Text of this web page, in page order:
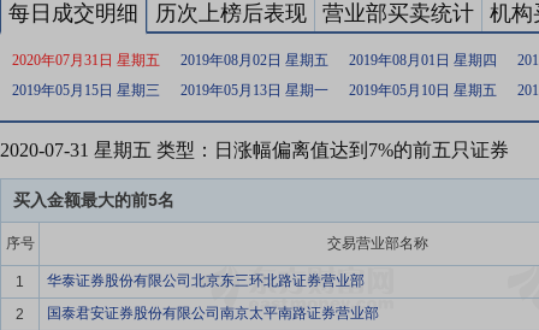
每日成交明细 历次上榜后表现 营业部买卖统计 机构
2020年07月31日 星期五 2019年08月02日 星期五 2019年08月01日 星期四
2019年05月15日 星期三
2019年05月13日 星期一 2019年05月10日 星期五
2020-07-31 星期五 类型：日涨幅偏离值达到7%的前五只证券
买入金额最大的前5名
序号 交易营业部名称
1
华泰证券股份有限公司北京东三环北路证券营业部
2
国泰君安证券股份有限公司南京太平南路证券营业部